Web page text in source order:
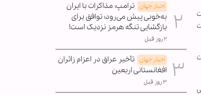
اخبار جهان ترامپ: مذاکرات با ایران
به‌خوبی پیش می‌رود؛ توافق برای
بازگشایی تنگه هرمز نزدیک است!
۲ روز قبل
اخبار جهان تأخیر عراق در اعزام زائران
افغانستانی اربعین
۳ روز قبل